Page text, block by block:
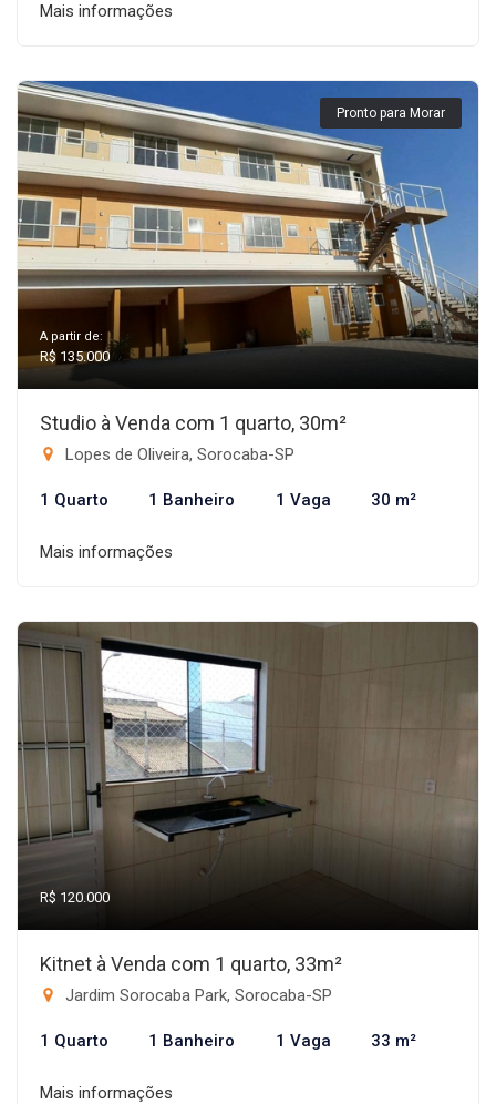
Mais informações
Pronto para Morar
A partir de:
R$ 135.000
Studio à Venda com 1 quarto, 30m²
Lopes de Oliveira, Sorocaba-SP
1 Quarto 1 Banheiro 1 Vaga 30 m²
Mais informações
R$ 120.000
Kitnet à Venda com 1 quarto, 33m²
Jardim Sorocaba Park, Sorocaba-SP
1 Quarto 1 Banheiro 1 Vaga 33 m²
Mais informações